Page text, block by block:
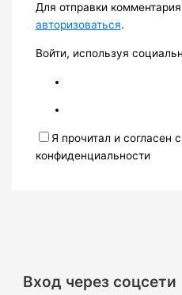
Для отправки
авторизоваться.
Войти, используя
Я прочитал и согласен
конфиденциальности
Вход через соцсети